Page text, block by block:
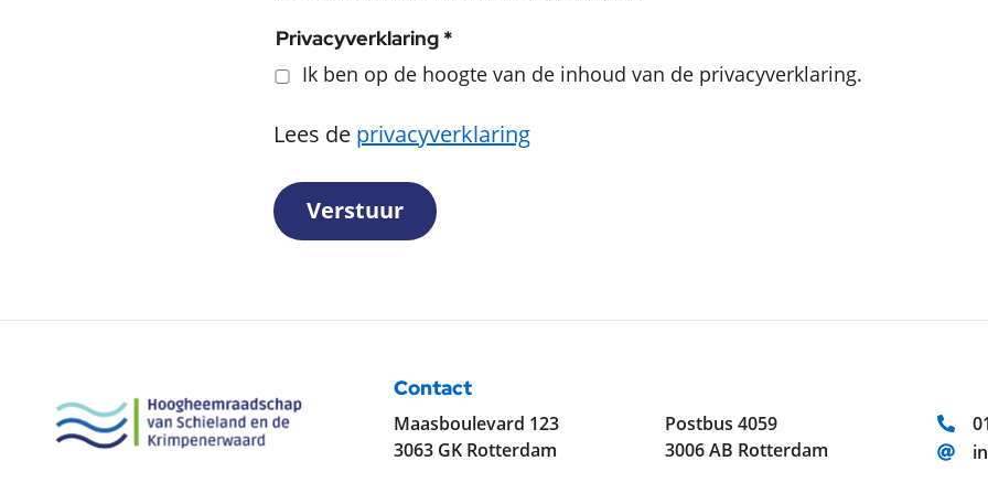
Privacyverklaring *
Ik ben op de hoogte van de inhoud van de privacyverklaring.
Lees de privacyverklaring
Verstuur
Contact
Maasboulevard 123
3063 GK Rotterdam
Postbus 4059
3006 AB Rotterdam